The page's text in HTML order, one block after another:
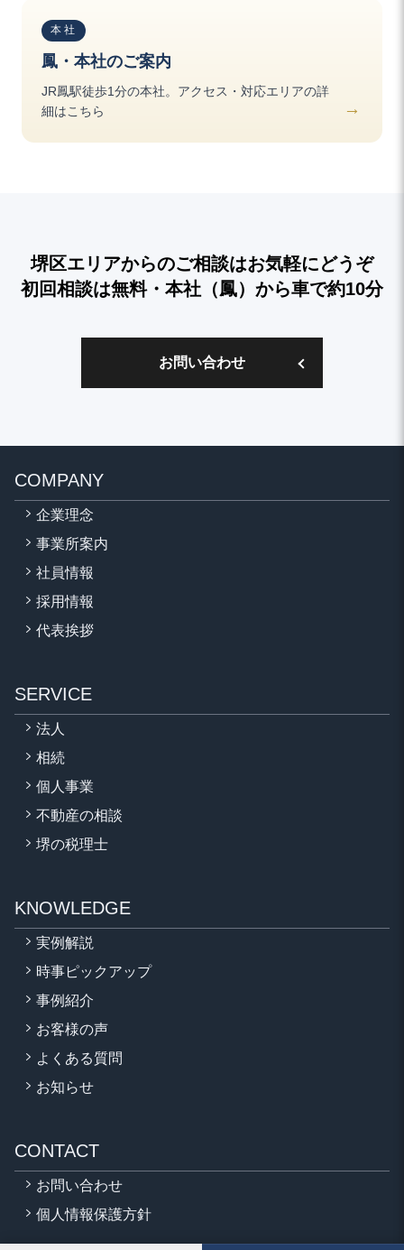
本社
鳳・本社のご案内
JR鳳駅徒歩1分の本社。アクセス・対応エリアの詳
細はこちら
堺区エリアからのご相談はお気軽にどうぞ
初回相談は無料・本社（鳳）から車で約10分
お問い合わせ
COMPANY
企業理念
事業所案内
社員情報
採用情報
代表挨拶
SERVICE
法人
相続
個人事業
不動産の相談
堺の税理士
KNOWLEDGE
実例解説
時事ピックアップ
事例紹介
お客様の声
よくある質問
お知らせ
CONTACT
お問い合わせ
個人情報保護方針